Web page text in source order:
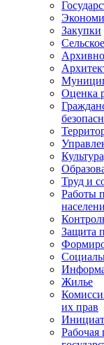
Закупки
Оценка
Труд и
Работы
Защита
Жилье
их прав
Рабочая